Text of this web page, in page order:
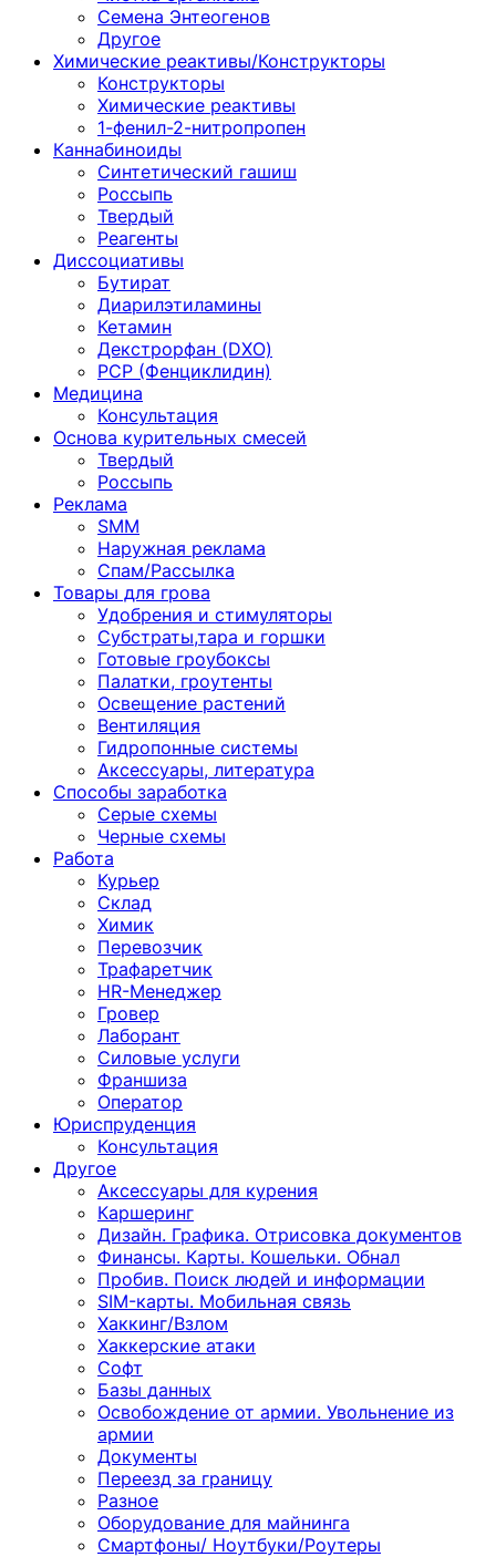
Семена Энтеогенов
Другое
Химические реактивы/Конструкторы
Конструкторы
Химические реактивы
1-фенил-2-нитропропен
Каннабиноиды
Синтетический гашиш
Россыпь
Твердый
Реагенты
Диссоциативы
Бутират
Диарилэтиламины
Кетамин
Декстрорфан (DXO)
PCP (Фенциклидин)
Медицина
Консультация
Основа курительных смесей
Твердый
Россыпь
Реклама
SMM
Наружная реклама
Спам/Рассылка
Товары для грова
Удобрения и стимуляторы
Субстраты,тара и горшки
Готовые гроубоксы
Палатки, гроутенты
Освещение растений
Вентиляция
Гидропонные системы
Аксессуары, литература
Способы заработка
Серые схемы
Черные схемы
Работа
Курьер
Склад
Химик
Перевозчик
Трафаретчик
HR-Менеджер
Гровер
Лаборант
Силовые услуги
Франшиза
Оператор
Юриспруденция
Консультация
Другoе
Аксессуары для курения
Каршеринг
Дизайн. Графика. Отрисовка документов
Финансы. Карты. Кошельки. Обнал
Пробив. Поиск людей и информации
SIM-карты. Мобильная связь
Хаккинг/Взлом
Хаккерские атаки
Софт
Базы данных
Освобождение от армии. Увольнение из
армии
Документы
Переезд за границу
Разное
Оборудование для майнинга
Смартфоны/ Ноутбуки/Роутеры